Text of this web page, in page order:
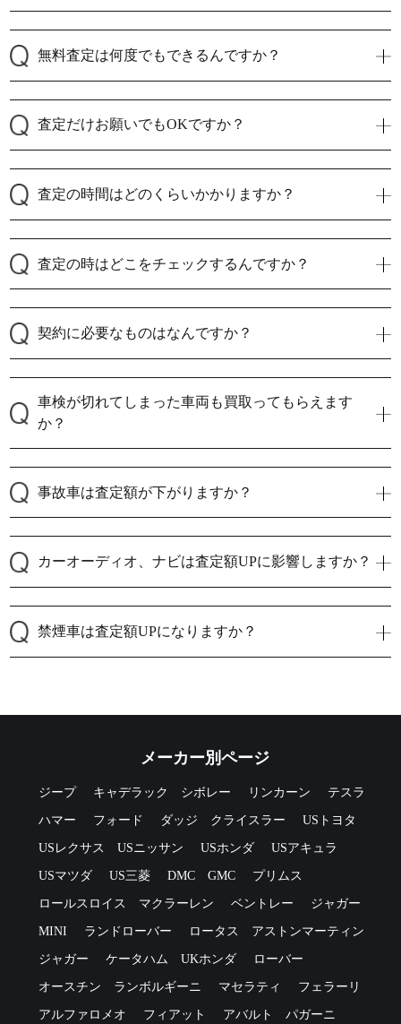
無料査定は何度でもできるんですか？
査定だけお願いでもOKですか？
査定の時間はどのくらいかかりますか？
査定の時はどこをチェックするんですか？
契約に必要なものはなんですか？
車検が切れてしまった車両も買取ってもらえます
か？
事故車は査定額が下がりますか？
カーオーディオ、ナビは査定額UPに影響しますか？
禁煙車は査定額UPになりますか？
メーカー別ページ
ジープ キャデラック シボレー リンカーン テスラ
ハマー フォード ダッジ クライスラー USトヨタ
USレクサス USニッサン USホンダ USアキュラ
USマツダ US三菱 DMC GMC プリムス
ロールスロイス マクラーレン ベントレー ジャガー
MINI ランドローバー ロータス アストンマーティン
ジャガー ケータハム UKホンダ ローバー
オースチン ランボルギーニ マセラティ フェラーリ
アルファロメオ フィアット アバルト パガーニ